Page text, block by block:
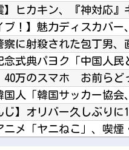
じ】オリバー久しぶりに